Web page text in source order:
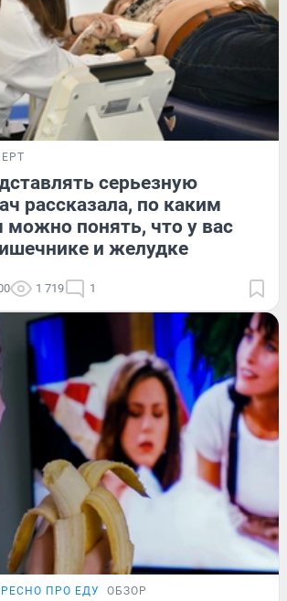
серьезную
рассказала, по каким
понять, что у вас
и желудке
1 719 1
ПРО ЕДУ ОБЗОР